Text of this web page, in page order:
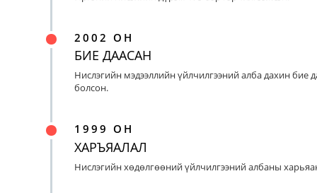
2002 ОН
БИЕ ДААСАН
Нислэгийн мэдээллийн үйлчилгээний алба дахин бие
болсон.
1999 ОН
ХАРЪЯАЛАЛ
Нислэгийн хөдөлгөөний үйлчилгээний албаны